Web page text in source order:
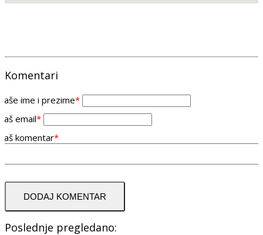
Komentari
ime i prezime*
email*
komentar*
DODAJ KOMENTAR
Poslednje pregledano: